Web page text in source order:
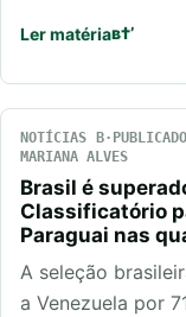
Ler matéria
NOTÍCIAS
MARIANA ALVES
Brasil é
Classificatório
Paraguai nas
A seleção
a Venezuela por